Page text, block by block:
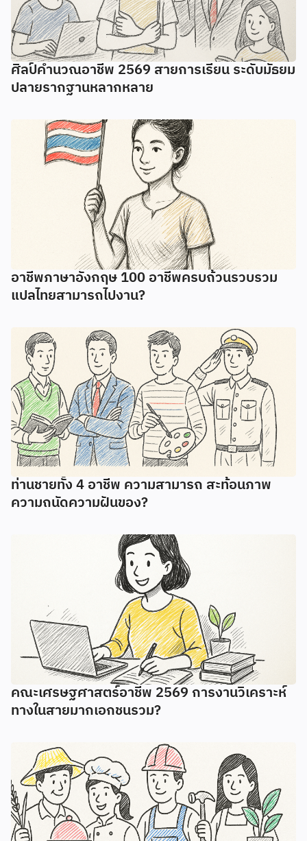
ศิลป์คํานวณอาชีพ 2569 สายการเรียน ระดับมัธยม
ปลายรากฐานหลากหลาย
อาชีพภาษาอังกฤษ 100 อาชีพครบถ้วนรวบรวม
แปลไทยสามารถไปงาน?
ท่านชายทั้ง 4 อาชีพ ความสามารถ สะท้อนภาพ
ความถนัดความฝันของ?
คณะเศรษฐศาสตร์อาชีพ 2569 การงานวิเคราะห์
ทางในสายมากเอกชนรวม?